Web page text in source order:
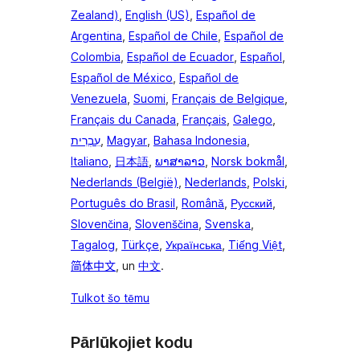
Zealand), English (US), Español de
Argentina, Español de Chile, Español de
Colombia, Español de Ecuador, Español,
Español de México, Español de
Venezuela, Suomi, Français de Belgique,
Français du Canada, Français, Galego,
עִבְרִית, Magyar, Bahasa Indonesia,
Italiano, 日本語, ພາສາລາວ, Norsk bokmål,
Nederlands (België), Nederlands, Polski,
Português do Brasil, Română, Русский,
Slovenčina, Slovenščina, Svenska,
Tagalog, Türkçe, Українська, Tiếng Việt,
简体中文, un 中文.
Tulkot šo tēmu
Pārlūkojiet kodu